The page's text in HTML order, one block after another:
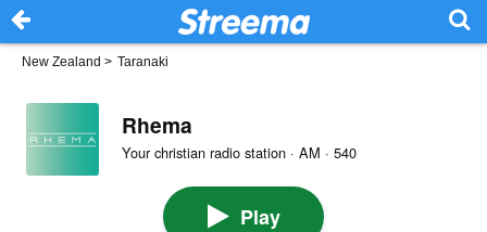
New Zealand > Taranaki
Rhema
Your christian radio station · AM · 540
Play